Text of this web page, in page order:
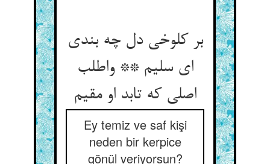
بر کلوخی دل چه بندی
ای سلیم ** واطلب
اصلی که تابد او مقیم‏
Ey temiz ve saf kişi
neden bir kerpice
gönül veriyorsun?